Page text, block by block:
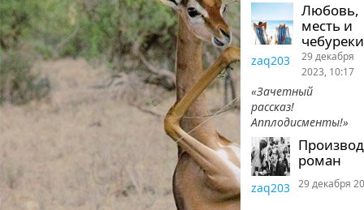
Любовь,
месть и
чебуреки
zaq203
«Зачетный
рассказ!
Апплодисменты!»
29 декабря
2023, 10:17
роман
zaq203 29 декабря